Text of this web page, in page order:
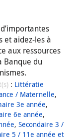
et aidez-les à
aux ressources
Banque du
: Littératie
/ Maternelle,
3e année,
6e année,
, Secondaire 3 /
5 / 11e année et